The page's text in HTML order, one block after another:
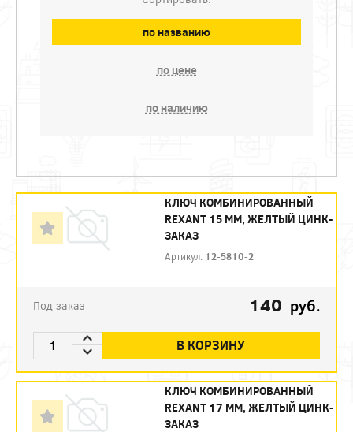
по названию
по цене
по наличию
КЛЮЧ КОМБИНИРОВАННЫЙ
REXANT 15 ММ, ЖЕЛТЫЙ ЦИНК-
ЗАКАЗ
Артикул: 12-5810-2
Под заказ 140 руб.
В КОРЗИНУ
КЛЮЧ КОМБИНИРОВАННЫЙ
REXANT 17 ММ, ЖЕЛТЫЙ ЦИНК-
ЗАКАЗ